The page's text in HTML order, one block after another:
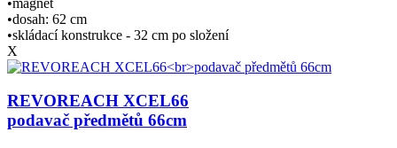
•dosah: 62 cm
•skládací konstrukce - 32 cm po složení
X
REVOREACH XCEL66
podavač předmětů 66cm